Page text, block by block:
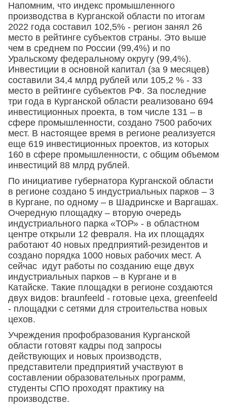
Напомним, что индекс промышленного
производства в Курганской области по итогам
2022 года составил 102,5% - регион занял 26
место в рейтинге субъектов страны. Это выше
чем в среднем по России (99,4%) и по
Уральскому федеральному округу (99,4%).
Инвестиции в основной капитал (за 9 месяцев)
составили 34,4 млрд рублей или 105,2 % - 33
место в рейтинге субъектов РФ. За последние
три года в Курганской области реализовано 694
инвестиционных проекта, в том числе 131 – в
сфере промышленности, создано 7500 рабочих
мест. В настоящее время в регионе реализуется
еще 619 инвестиционных проектов, из которых
160 в сфере промышленности, с общим объемом
инвестиций 88 млрд рублей.
По инициативе губернатора Курганской области
в регионе создано 5 индустриальных парков – 3
в Кургане, по одному – в Шадринске и Варгашах.
Очередную площадку – вторую очередь
индустриального парка «ТОР» - в областном
центре открыли 12 февраля. На их площадях
работают 40 новых предприятий-резидентов и
создано порядка 1000 новых рабочих мест. А
сейчас идут работы по созданию еще двух
индустриальных парков – в Кургане и в
Катайске. Такие площадки в регионе создаются
двух видов: braunfeeld - готовые цеха, greenfeeld
- площадки с сетями для строительства новых
цехов.
Учреждения профобразования Курганской
области готовят кадры под запросы
действующих и новых производств,
представители предприятий участвуют в
составлении образовательных программ,
студенты СПО проходят практику на
производстве.